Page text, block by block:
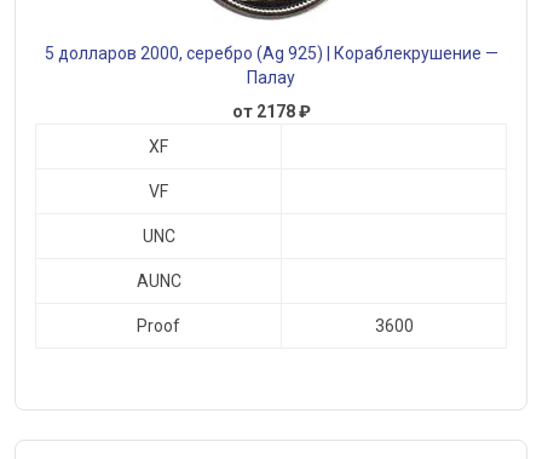
5 долларов 2000, серебро (Ag 925) | Кораблекрушение —
Палау
от 2178 ₽
XF
VF
UNC
AUNC
Proof 3600